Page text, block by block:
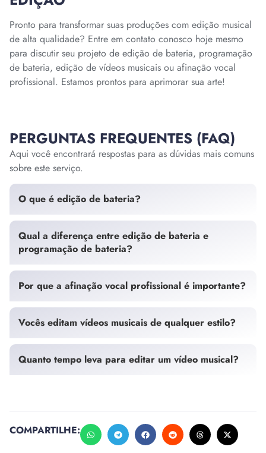
Pronto para transformar suas produções com edição musical
de alta qualidade? Entre em contato conosco hoje mesmo
para discutir seu projeto de edição de bateria, programação
de bateria, edição de vídeos musicais ou afinação vocal
profissional. Estamos prontos para aprimorar sua arte!
PERGUNTAS FREQUENTES (FAQ)
Aqui você encontrará respostas para as dúvidas mais comuns
sobre este serviço.
O que é edição de bateria?
Qual a diferença entre edição de bateria e
programação de bateria?
Por que a afinação vocal profissional é importante?
Vocês editam vídeos musicais de qualquer estilo?
Quanto tempo leva para editar um vídeo musical?
COMPARTILHE: